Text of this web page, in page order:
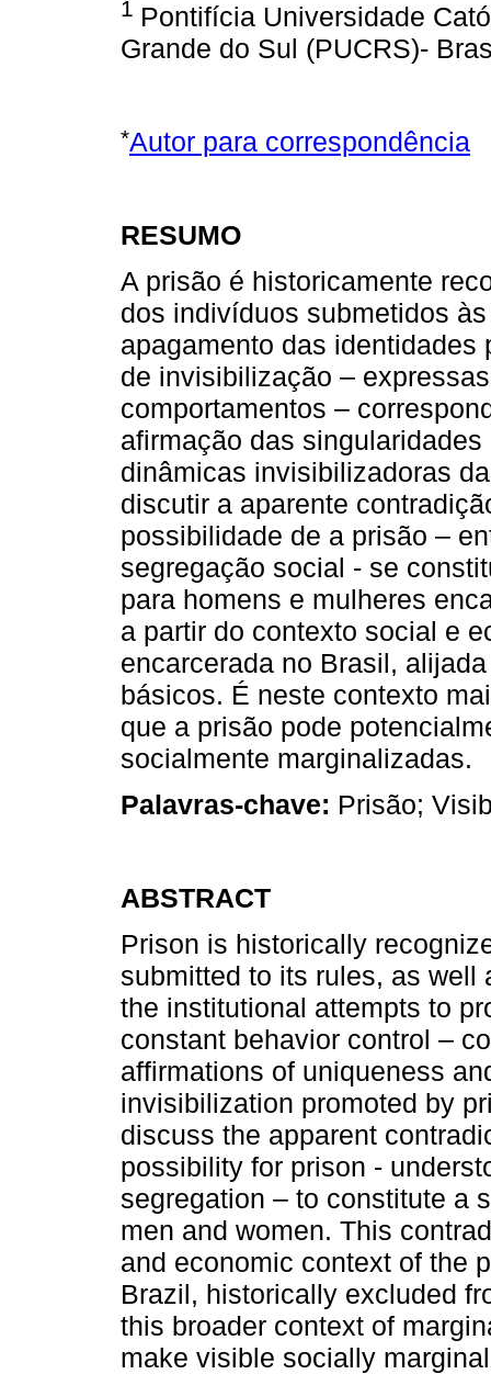
1 Pontifícia Universidade
Grande do Sul (PUCRS)-
*Autor para correspondência
RESUMO
A prisão é historicamente
dos indivíduos submetidos
apagamento das
de invisibilização –
comportamentos –
afirmação das
dinâmicas invisibilizadoras
discutir a aparente
possibilidade de a prisão –
segregação social - se
para homens e mulheres
a partir do contexto social e
encarcerada no Brasil,
básicos. É neste contexto
que a prisão pode
socialmente marginalizadas.
Palavras-chave: Prisão;
ABSTRACT
Prison is historically
submitted to its rules, as well
the institutional attempts to
constant behavior control –
affirmations of uniqueness
invisibilization promoted by
discuss the apparent
possibility for prison -
segregation – to constitute a
men and women. This
and economic context of the
Brazil, historically excluded
this broader context of
make visible socially